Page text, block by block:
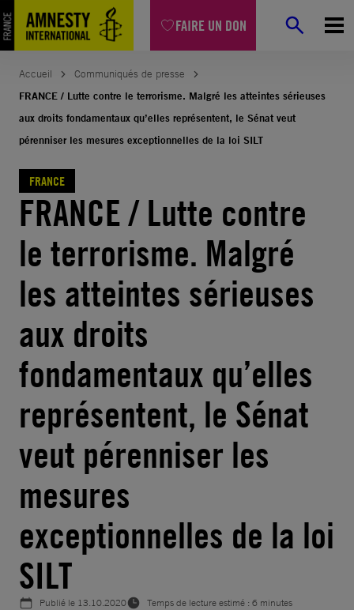
FAIRE UN DON
Aller
au
contenu
Accueil
Communiqués de presse
FRANCE / Lutte contre le terrorisme. Malgré les atteintes sérieuses
aux droits fondamentaux qu’elles représentent, le Sénat veut
pérenniser les mesures exceptionnelles de la loi SILT
FRANCE
FRANCE / Lutte contre
le terrorisme. Malgré
les atteintes sérieuses
aux droits
fondamentaux qu’elles
représentent, le Sénat
veut pérenniser les
mesures
exceptionnelles de la loi
SILT
Publié le 13.10.2020
Temps de lecture estimé : 6 minutes